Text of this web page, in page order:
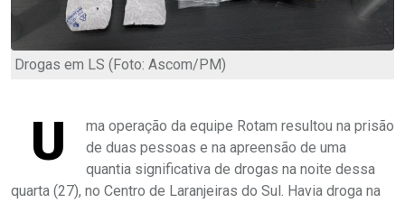
Drogas em LS (Foto: Ascom/PM)
U
ma operação da equipe Rotam resultou na prisão
de duas pessoas e na apreensão de uma
quantia significativa de drogas na noite dessa
quarta (27), no Centro de Laranjeiras do Sul. Havia droga na